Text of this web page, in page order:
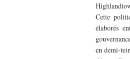
Cette
élaborés
en demi-